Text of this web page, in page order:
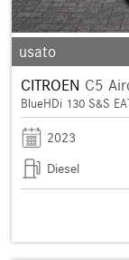
usato
CITROEN C5
BlueHDi 130 S&S
2023
Diesel